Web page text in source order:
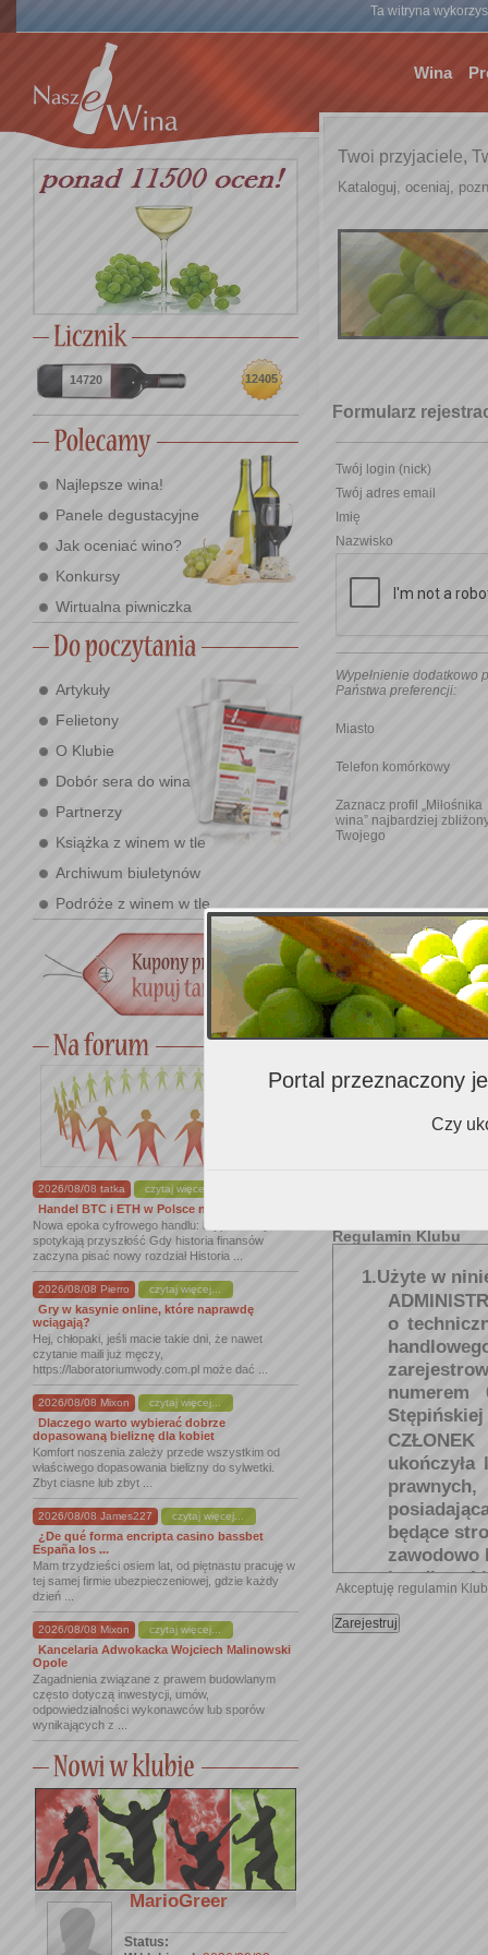
Ta witryna
Wina
14720 12405
Najlepsze wina!
Panele degustacyjne
Jak oceniać wino?
Konkursy
Wirtualna piwniczka
Artykuły
Felietony
O Klubie
Dobór sera do wina
Partnerzy
Książka z winem w tle
Archiwum biuletynów
Podróże z winem w tle
2026/08/08 tatka czytaj więcej...
Handel BTC i ETH w Polsce na nowym ...
Nowa epoka cyfrowego handlu: kryptowaluty
spotykają przyszłość Gdy historia finansów
zaczyna pisać nowy rozdział Historia ...
2026/08/08 Pierro czytaj więcej...
Gry w kasynie online, które naprawdę
wciągają?
Hej, chłopaki, jeśli macie takie dni, że nawet
czytanie maili już męczy,
https://laboratoriumwody.com.pl może dać ...
2026/08/08 Mixon czytaj więcej...
Dlaczego warto wybierać dobrze
dopasowaną bieliznę dla kobiet
Komfort noszenia zależy przede wszystkim od
właściwego dopasowania bielizny do sylwetki.
Zbyt ciasne lub zbyt ...
2026/08/08 James227 czytaj więcej...
¿De qué forma encripta casino bassbet
España los ...
Mam trzydzieści osiem lat, od piętnastu pracuję w
tej samej firmie ubezpieczeniowej, gdzie każdy
dzień ...
2026/08/08 Mixon czytaj więcej...
Kancelaria Adwokacka Wojciech Malinowski
Opole
Zagadnienia związane z prawem budowlanym
często dotyczą inwestycji, umów,
odpowiedzialności wykonawców lub sporów
wynikających z ...
MarioGreer
Status:
Twoi przyjaciele,
Kataloguj, oceniaj,
Formularz
Twój login (nick)
Twój adres email
Imię
Nazwisko
Wypełnienie dodatkowo
Państwa preferencji:
Miasto
Telefon komórkowy
Zaznacz profil „Miłośnika
wina” najbardziej
Twojego
Gdzie najczęściej
wino?
Czy wyrażasz zgodę na
Regulamin Klubu
1.Użyte w
o
Stępińskiej
CZŁONEK
będące
zawodowo
handlowej
VIP/
lat
Akceptuję regulamin
Portal przeznaczony
Czy